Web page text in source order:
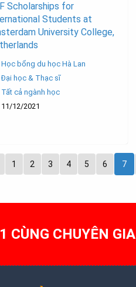
Scholarships for
Students at
University College,
Học bổng du học Hà Lan
Đại học & Thạc sĩ
Tất cả ngành học
11/12/2021
1 2 3 4 5 6 7
CÙNG CHUYÊN GIA